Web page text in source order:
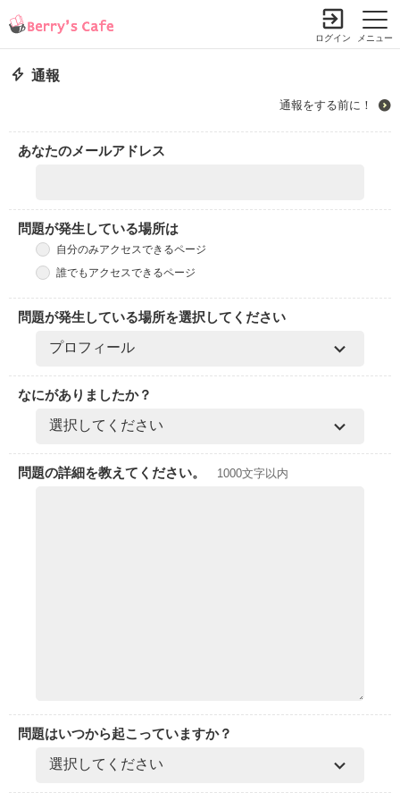
メニュー
ログイン
通報
通報をする前に！
あなたのメールアドレス
問題が発生している場所は
自分のみアクセスできるページ
誰でもアクセスできるページ
問題が発生している場所を選択してください
なにがありましたか？
問題の詳細を教えてください。 1000文字以内
問題はいつから起こっていますか？